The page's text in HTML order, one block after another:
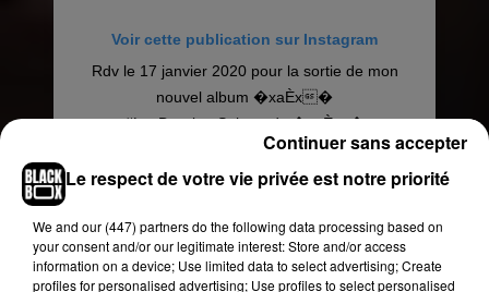
Voir cette publication sur Instagram
Rdv le 17 janvier 2020 pour la sortie de mon
nouvel album �xaÈx�
#LesDerniersSalopards �xaÈxa�
@agaproductions @misterfifou
Une publication partagée parMaes LDS(@maes_packm) le
La tournée de Maes
Le respect de votre vie privée est notre priorité
We and our (447) partnersdo the following data processing based on
your consent and/or our legitimate interest: Store and/or access
information on a device; Use limited data to select advertising; Create
profiles for personalised advertising; Use profiles to select personalised
Continuer sans accepter